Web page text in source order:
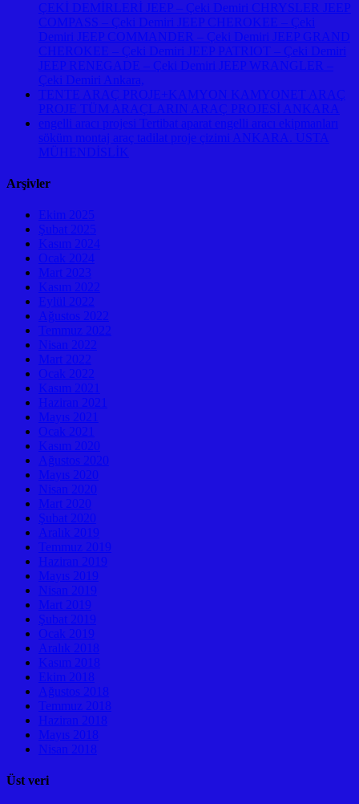
ÇEKİ DEMİRLERİ JEEP – Çeki Demiri CHRYSLER JEEP
COMPASS – Çeki Demiri JEEP CHEROKEE – Çeki
Demiri JEEP COMMANDER – Çeki Demiri JEEP GRAND
CHEROKEE – Çeki Demiri JEEP PATRIOT – Çeki Demiri
JEEP RENEGADE – Çeki Demiri JEEP WRANGLER –
Çeki Demiri Ankara,
TENTE ARAÇ PROJE+KAMYON KAMYONET ARAÇ
PROJE TÜM ARAÇLARIN ARAÇ PROJESİ ANKARA
engelli aracı projesi Tertibat aparat engelli aracı ekipmanları
söküm montaj araç tadilat proje çizimi ANKARA. USTA
MÜHENDİSLİK
Arşivler
Ekim 2025
Şubat 2025
Kasım 2024
Ocak 2024
Mart 2023
Kasım 2022
Eylül 2022
Ağustos 2022
Temmuz 2022
Nisan 2022
Mart 2022
Ocak 2022
Kasım 2021
Haziran 2021
Mayıs 2021
Ocak 2021
Kasım 2020
Ağustos 2020
Mayıs 2020
Nisan 2020
Mart 2020
Şubat 2020
Aralık 2019
Temmuz 2019
Haziran 2019
Mayıs 2019
Nisan 2019
Mart 2019
Şubat 2019
Ocak 2019
Aralık 2018
Kasım 2018
Ekim 2018
Ağustos 2018
Temmuz 2018
Haziran 2018
Mayıs 2018
Nisan 2018
Üst veri